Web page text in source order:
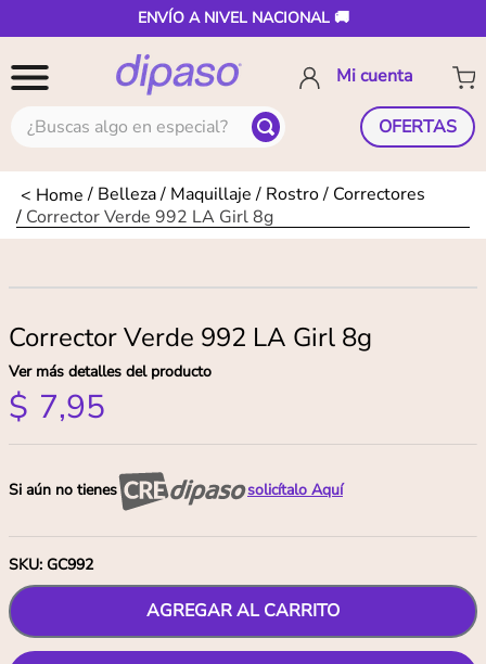
ENVÍO A NIVEL NACIONAL 🚚
¿Buscas algo en especial? OFERTAS
Belleza Maquillaje Rostro
Correctores
Corrector Verde 992 LA Girl 8g
Corrector Verde 992 LA Girl 8g
Ver más detalles del producto
$ 7,95
Si aún no tienes solicítalo Aquí
SKU: GC992
AGREGAR AL CARRITO